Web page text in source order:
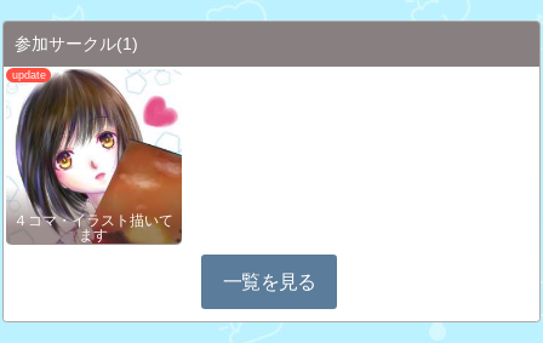
参加サークル(1)
４コマ・イラスト描いて
ます
一覧を見る